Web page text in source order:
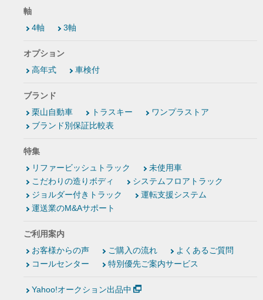
軸
4軸
3軸
オプション
高年式
車検付
ブランド
栗山自動車
トラスキー
ワンプラストア
ブランド別保証比較表
特集
リファービッシュトラック
未使用車
こだわりの造りボディ
システムフロアトラック
ジョルダー付きトラック
運転支援システム
運送業のM&Aサポート
ご利用案内
お客様からの声
ご購入の流れ
よくあるご質問
コールセンター
特別優先ご案内サービス
Yahoo!オークション出品中